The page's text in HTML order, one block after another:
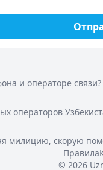
и операторе
операторов
милицию, скорую
Правила
© 2026